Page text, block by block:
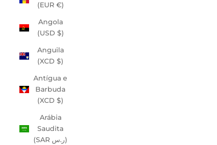
(EUR €)
Angola
(USD $)
Anguila
(XCD $)
Antígua e
Barbuda
(XCD $)
Arábia
Saudita
(SAR ر.س)